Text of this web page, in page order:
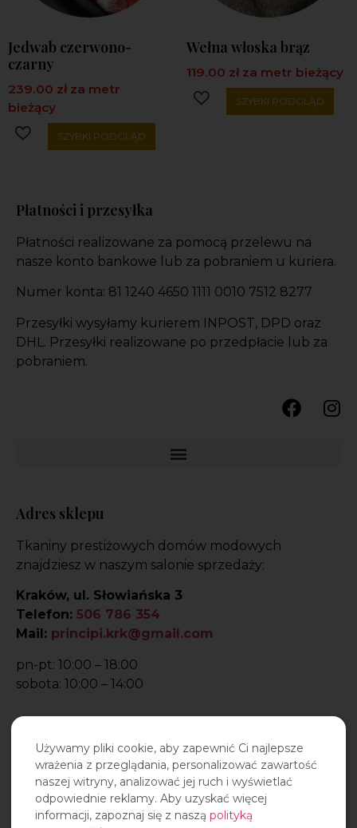
Jedwab czerwono-
czarny
239.00 zł za metr
bieżący
SZYBKI PODGLĄD
Wełna włoska brąz
119.00 zł za metr bieżący
SZYBKI PODGLĄD
Płatności i przesyłka
Płatności realizowane za pomocą przelewu na
nasze konto bankowe lub za pobraniem u kuriera.
Numer konta: 81 1240 4650 1111 0010 7512 8277
Przesyłki wysyłamy kurierem INPOST, DPD oraz
DHL. Przesyłki realizowane po przedpłacie lub za
pobraniem.
Adres sklepu
Tkaniny prestiżowych domów modowych
znajdziesz w naszym salonie sprzedaży:
Kraków, ul. Słowiańska 3
Telefon: 506 786 354
Mail: principi.krk@gmail.com
pn-pt: 10:00 – 18:00
sobota: 10:00 – 14:00
Używamy pliki cookie, aby zapewnić Ci najlepsze
wrażenia z przeglądania, personalizować zawartość
naszej witryny, analizować jej ruch i wyświetlać
odpowiednie reklamy. Aby uzyskać więcej
informacji, zapoznaj się z naszą polityką